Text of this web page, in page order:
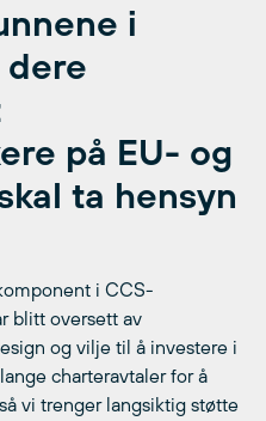
i
dere
på EU- og
ta hensyn
i CCS-
blitt oversett av
og vilje til å investere i
charteravtaler for å
vi trenger langsiktig støtte